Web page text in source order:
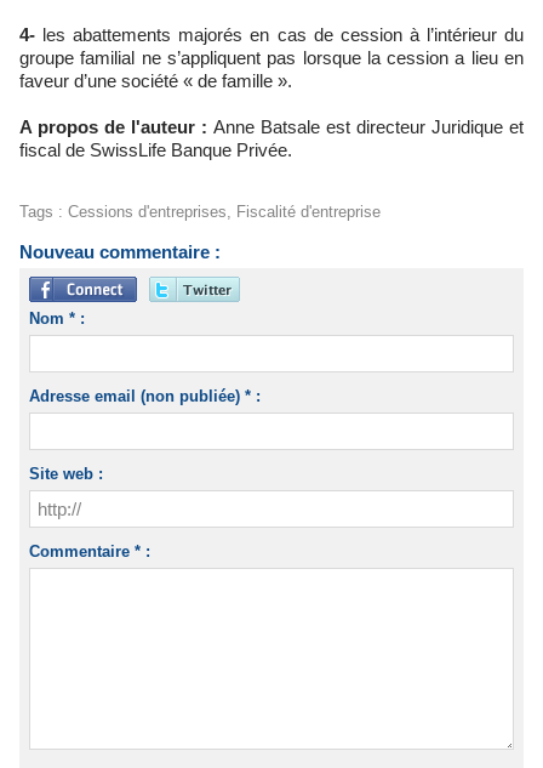
4- les abattements majorés en cas de cession à l’intérieur du
groupe familial ne s’appliquent pas lorsque la cession a lieu en
faveur d’une société « de famille ».
A propos de l'auteur : Anne Batsale est directeur Juridique et
fiscal de SwissLife Banque Privée.
Tags : Cessions d'entreprises Fiscalité d'entreprise
Nouveau commentaire :
Nom * :
Adresse email (non publiée) * :
Site web :
Commentaire * :